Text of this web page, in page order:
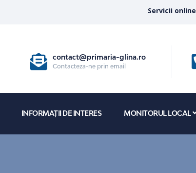
Servicii online
contact@primaria-glina.ro
Contacteza-ne prin email
INFORMAȚII DE INTERES MONITORUL LOCAL